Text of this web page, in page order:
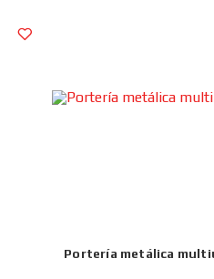
Portería metálica